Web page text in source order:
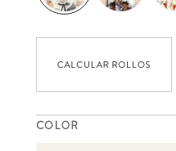
CALCULAR ROLLOS
COLOR